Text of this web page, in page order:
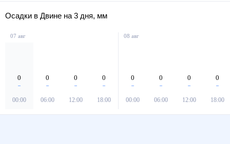
Осадки в Двине на 3 дня, мм
07 авг
0
00:00
0
06:00
0
12:00
0
18:00
08 авг
0
00:00
0
06:00
0
12:00
0
18:00